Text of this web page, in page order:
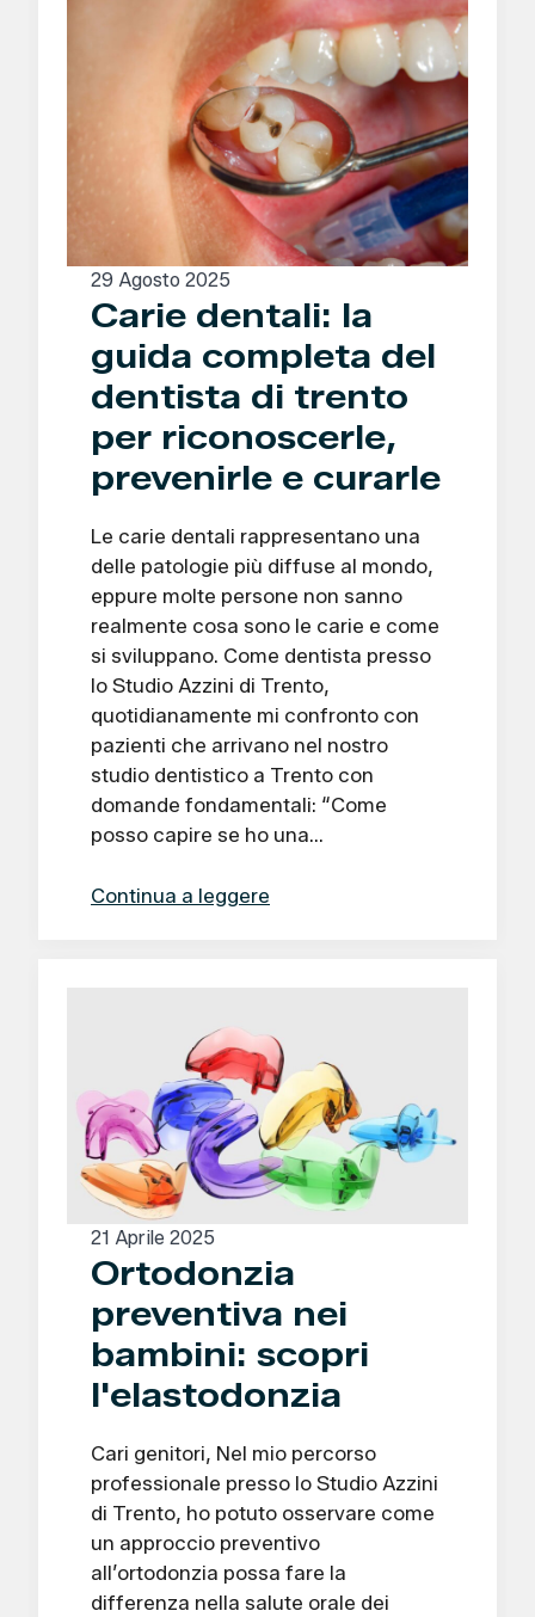
29 Agosto 2025
Carie dentali: la
guida completa del
dentista di trento
per riconoscerle,
prevenirle e curarle
Le carie dentali rappresentano una
delle patologie più diffuse al mondo,
eppure molte persone non sanno
realmente cosa sono le carie e come
si sviluppano. Come dentista presso
lo Studio Azzini di Trento,
quotidianamente mi confronto con
pazienti che arrivano nel nostro
studio dentistico a Trento con
domande fondamentali: “Come
posso capire se ho una…
Continua a leggere
21 Aprile 2025
Ortodonzia
preventiva nei
bambini: scopri
l'elastodonzia
Cari genitori, Nel mio percorso
professionale presso lo Studio Azzini
di Trento, ho potuto osservare come
un approccio preventivo
all’ortodonzia possa fare la
differenza nella salute orale dei